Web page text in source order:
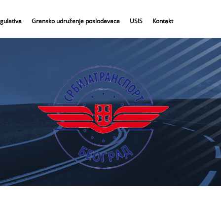
Gransko udruženje poslodavaca USIS Kontakt